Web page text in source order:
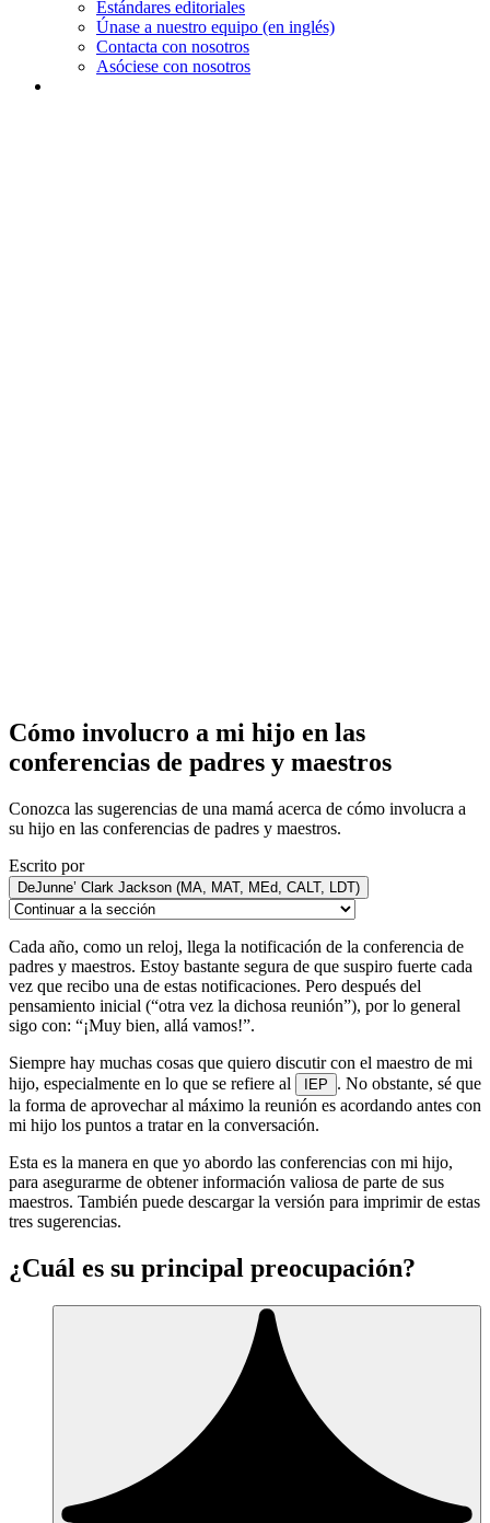
Estándares editoriales
Únase a nuestro equipo (en inglés)
Contacta con nosotros
Asóciese con nosotros
Cómo involucro a mi hijo en las
conferencias de padres y maestros
Conozca las sugerencias de una mamá acerca de cómo involucra a
su hijo en las conferencias de padres y maestros.
Escrito por
DeJunne’ Clark Jackson (MA, MAT, MEd, CALT, LDT)
Cada año, como un reloj, llega la notificación de la conferencia de
padres y maestros. Estoy bastante segura de que suspiro fuerte cada
vez que recibo una de estas notificaciones. Pero después del
pensamiento inicial (“otra vez la dichosa reunión”), por lo general
sigo con: “¡Muy bien, allá vamos!”.
Siempre hay muchas cosas que quiero discutir con el maestro de mi
hijo, especialmente en lo que se refiere al
IEP
. No obstante, sé que
la forma de aprovechar al máximo la reunión es acordando antes con
mi hijo los puntos a tratar en la conversación.
Esta es la manera en que yo abordo las conferencias con mi hijo,
para asegurarme de obtener información valiosa de parte de sus
maestros. También puede descargar la versión para imprimir de estas
tres sugerencias.
¿Cuál es su principal preocupación?